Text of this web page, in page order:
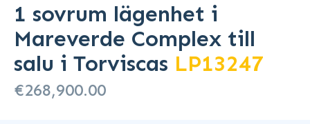
1 sovrum lägenhet i
Mareverde Complex till
salu i Torviscas LP13247
€268,900.00